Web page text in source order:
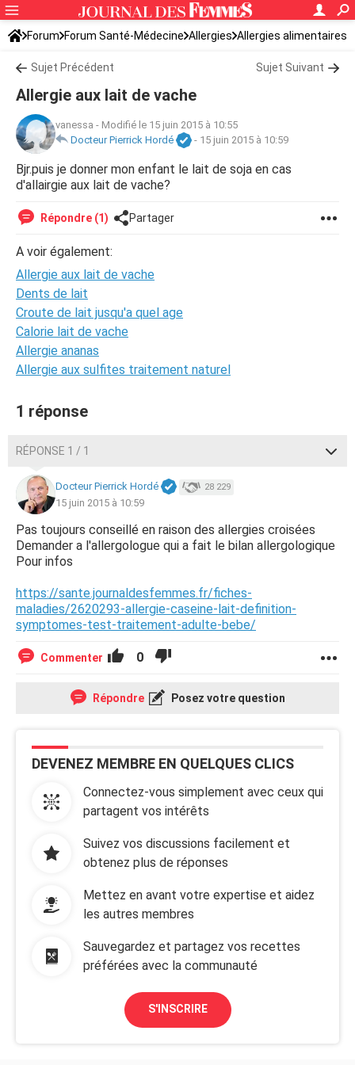
Forum Forum Santé-Médecine Allergies Allergies alimentaires
Sujet Précédent Sujet Suivant
Allergie aux lait de vache
vanessa - Modifié le 15 juin 2015 à 10:55
Docteur Pierrick Hordé
- 15 juin 2015 à 10:59
Bjr.puis je donner mon enfant le lait de soja en cas
d'allairgie aux lait de vache?
Répondre (1) Partager
A voir également:
Allergie aux lait de vache
Dents de lait
Croute de lait jusqu'a quel age
Calorie lait de vache
Allergie ananas
Allergie aux sulfites traitement naturel
1 réponse
RÉPONSE 1 / 1
Docteur Pierrick Hordé 28 229
15 juin 2015 à 10:59
Pas toujours conseillé en raison des allergies croisées
Demander a l'allergologue qui a fait le bilan allergologique
Pour infos
https://sante.journaldesfemmes.fr/fiches-
maladies/2620293-allergie-caseine-lait-definition-
symptomes-test-traitement-adulte-bebe/
Commenter 0
Répondre Posez votre question
DEVENEZ MEMBRE EN QUELQUES CLICS
Connectez-vous simplement avec ceux qui
partagent vos intérêts
Suivez vos discussions facilement et
obtenez plus de réponses
Mettez en avant votre expertise et aidez
les autres membres
Sauvegardez et partagez vos recettes
préférées avec la communauté
S'INSCRIRE